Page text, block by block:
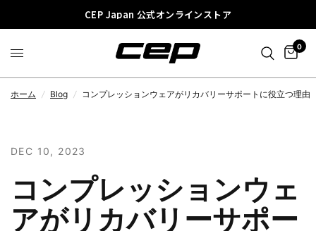
CEP Japan 公式オンラインストア
0
ホーム / Blog / コンプレッションウェアがリカバリーサポートに役立つ理由
DEC 10, 2023
コンプレッションウェ
アがリカバリーサポー